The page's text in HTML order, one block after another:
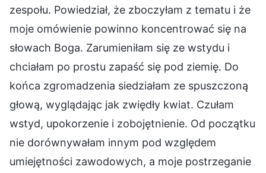
zespołu. Powiedział, że zboczyłam z tematu i że
moje omówienie powinno koncentrować się na
słowach Boga. Zarumieniłam się ze wstydu i
chciałam po prostu zapaść się pod ziemię. Do
końca zgromadzenia siedziałam ze spuszczoną
głową, wyglądając jak zwiędły kwiat. Czułam
wstyd, upokorzenie i zobojętnienie. Od początku
nie dorównywałam innym pod względem
umiejętności zawodowych, a moje postrzeganie